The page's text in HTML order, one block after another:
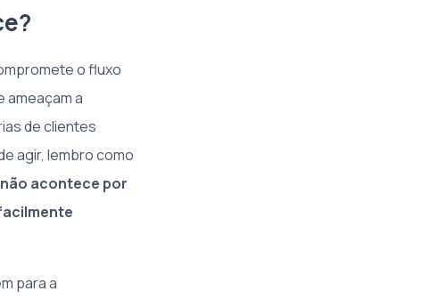
o fluxo
ameaçam a
de clientes
agir, lembro como
acontece por
para a